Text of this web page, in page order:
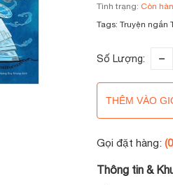
Tình trạng: Còn
Tags: Truyện ngắn
Số Lượng:
THÊM VÀO
Gọi đặt hàng:
Thông tin &